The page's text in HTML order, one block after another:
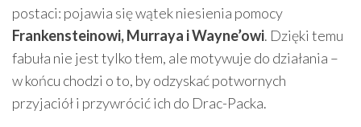
postaci: pojawia się wątek niesienia pomocy
Frankensteinowi, Murraya i Wayne’owi. Dzięki temu
fabuła nie jest tylko tłem, ale motywuje do działania –
w końcu chodzi o to, by odzyskać potwornych
przyjaciół i przywrócić ich do Drac-Packa.